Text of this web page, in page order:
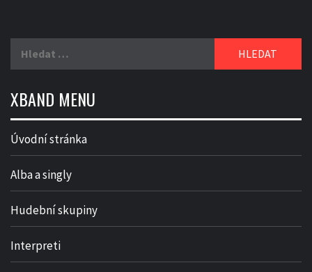
XBAND MENU
Úvodní stránka
Alba a singly
Hudební skupiny
Interpreti